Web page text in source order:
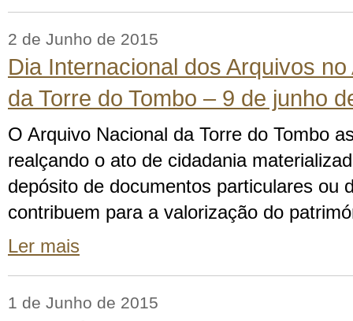
2 de Junho de 2015
Dia Internacional dos Arquivos
da Torre do Tombo – 9 de junho
O Arquivo Nacional da Torre do Tombo
realçando o ato de cidadania
depósito de documentos particulares ou
contribuem para a valorização do
Ler mais
1 de Junho de 2015